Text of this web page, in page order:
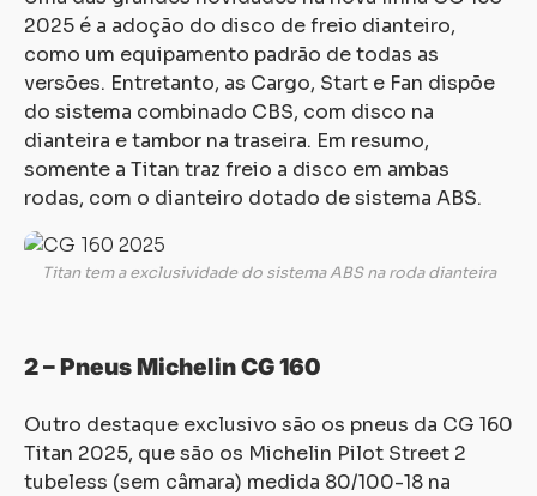
2025 é a adoção do disco de freio dianteiro,
como um equipamento padrão de todas as
versões. Entretanto, as Cargo, Start e Fan dispõe
do sistema combinado CBS, com disco na
dianteira e tambor na traseira. Em resumo,
somente a Titan traz freio a disco em ambas
rodas, com o dianteiro dotado de sistema ABS.
Titan tem a exclusividade do sistema ABS na roda dianteira
2 – Pneus Michelin CG 160
Outro destaque exclusivo são os pneus da CG 160
Titan 2025, que são os Michelin Pilot Street 2
tubeless (sem câmara) medida 80/100-18 na